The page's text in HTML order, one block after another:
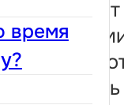
время
ВПЧ,